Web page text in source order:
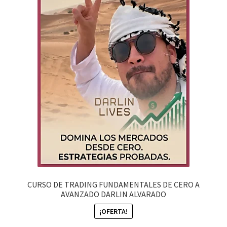
CURSO DE TRADING FUNDAMENTALES DE CERO A
AVANZADO DARLIN ALVARADO
¡OFERTA!